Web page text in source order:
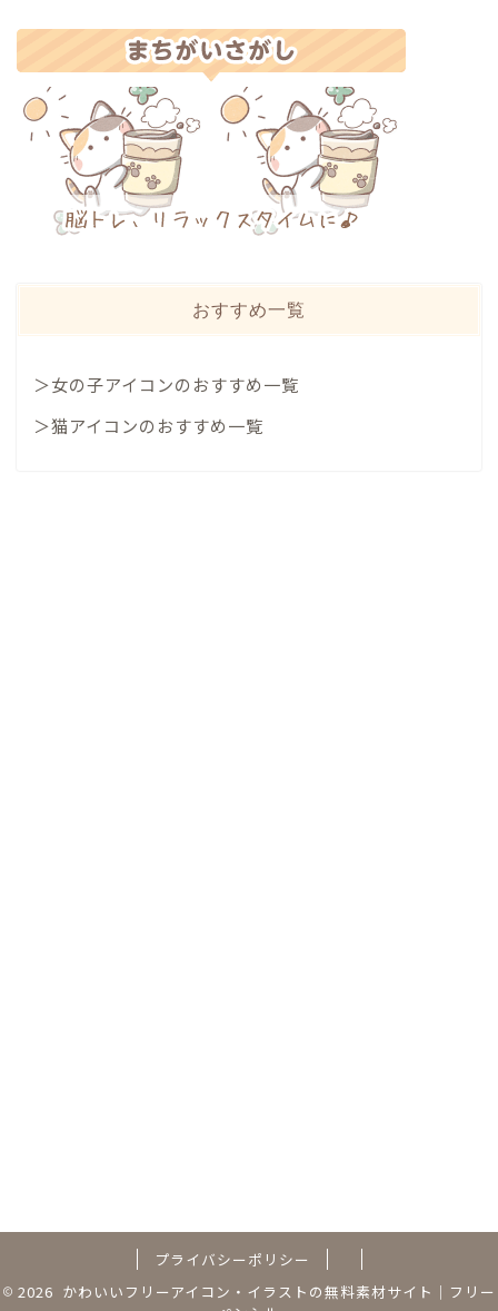
おすすめ一覧
＞女の子アイコンのおすすめ一覧
＞猫アイコンのおすすめ一覧
プライバシーポリシー
2026 かわいいフリーアイコン・イラストの無料素材サイト｜フリー